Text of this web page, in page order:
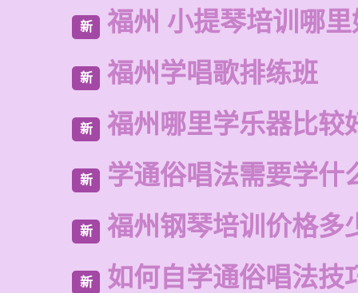
新 福州 小提琴培训哪
新 福州学唱歌排练班
新 福州哪里学乐器比较
新 学通俗唱法需要学什
新 福州钢琴培训价格多
新 如何自学通俗唱法技